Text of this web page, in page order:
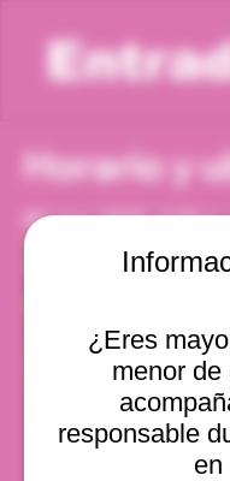
¿Eres
menor
responsable
en
Horario y
03 mar 2026, 6:00
Viña del Mar, Cam.
Valparaíso, Chile
mar,
mar,
mar,